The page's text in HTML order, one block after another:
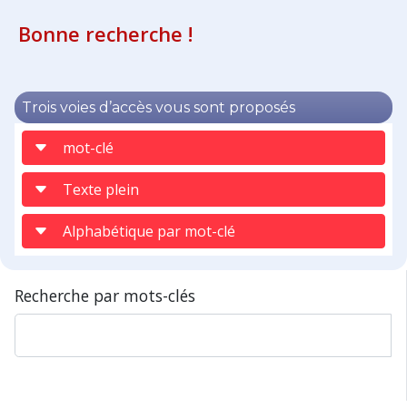
Bonne recherche !
Trois voies d’accès vous sont proposés
mot-clé
Texte plein
Alphabétique par mot-clé
Recherche par mots-clés